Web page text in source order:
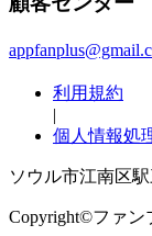
利用規約
|
個人情報処
ソウル市江南区
Copyright©ファン